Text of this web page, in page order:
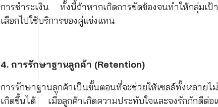
การชำระเงิน ทั้งนี้ถ้าหากเกิดการขัดข้องจนทำให้กลุ่มเ
เลือกไปใช้บริการของคู่แข่งแทน
4. การรักษาฐานลูกค้า (Retention)
การรักษาฐานลูกค้าเป็นขั้นตอนที่จะช่วยให้เซลล์ทั้งหลา
เกิดขึ้นได้ เมื่อลูกค้าเกิดความประทับใจและจงรักภักดี